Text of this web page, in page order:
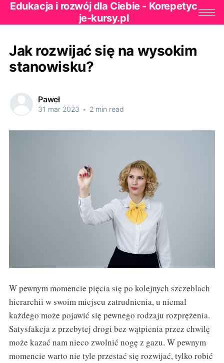
Edukacja i rozwój dla Ciebie - Korepetyc
je-kursy.pl
Jak rozwijać się na wysokim
stanowisku?
Paweł
31 mar 2023 • 2 min read
W pewnym momencie pięcia się po kolejnych szczeblach
hierarchii w swoim miejscu zatrudnienia, u niemal
każdego może pojawić się pewnego rodzaju rozprężenia.
Satysfakcja z przebytej drogi bez wątpienia przez chwilę
może kazać nam nieco zwolnić nogę z gazu. W pewnym
momencie warto nie tyle przestać się rozwijać, tylko robić